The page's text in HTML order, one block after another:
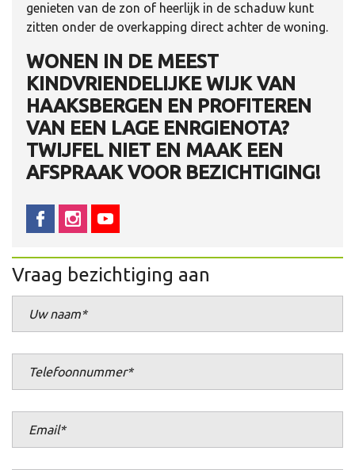
genieten van de zon of heerlijk in de schaduw kunt
zitten onder de overkapping direct achter de woning.
WONEN IN DE MEEST
KINDVRIENDELIJKE WIJK VAN
HAAKSBERGEN EN PROFITEREN
VAN EEN LAGE ENRGIENOTA?
TWIJFEL NIET EN MAAK EEN
AFSPRAAK VOOR BEZICHTIGING!
Vraag bezichtiging aan